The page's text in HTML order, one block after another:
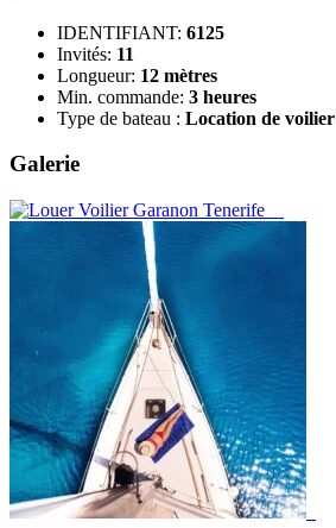
IDENTIFIANT: 6125
Invités: 11
Longueur: 12 mètres
Min. commande: 3 heures
Type de bateau : Location de voilier
Galerie